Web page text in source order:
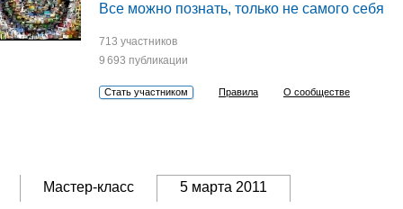
Все можно познать, только не самого себя
713 участников
9 693 публикации
Стать участником Правила О сообществе
Мастер-класс 5 марта 2011